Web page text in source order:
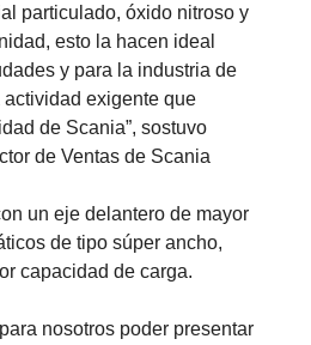
particulado, óxido nitroso y
esto la hacen ideal
y para la industria de
actividad exigente que
de Scania”, sostuvo
de Ventas de Scania
un eje delantero de mayor
de tipo súper ancho,
capacidad de carga.
nosotros poder presentar